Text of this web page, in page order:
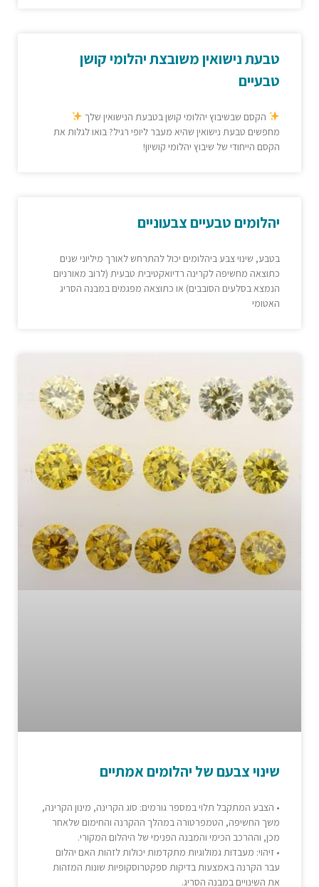
טבעת נישואין משובצת יהלומי קושן
טבעיים
הקסם שבשיבוץ יהלומי קושן בטבעת הנישואין שלך
מחפשים טבעת נישואין שהיא מעבר ליופי רגיל? בואו לגלות את
הקסם הייחודי של שיבוץ יהלומי קושיון!
יהלומים טבעיים צבעוניים
בטבע, שינוי צבע ביהלומים יכול להתרחש לאורך מיליוני שנים
כתוצאה מחשיפה לקרינה רדיואקטיבית טבעית (לרוב מאורניום
הנמצא בסלעים הסובבים) או כתוצאה מפגמים במבנה הסריג
האטומי
שינוי צבעם של יהלומים אמתיים
• הצבע המתקבל תלוי במספר גורמים: סוג הקרינה, מינון הקרינה,
משך החשיפה, הטמפרטורה במהלך ההקרנה והחימום שלאחר
מכן, וההרכב הכימי והמבנה הפנימי של היהלום המקורי.
• זיהוי: מעבדות גמולוגיות מתקדמות יכולות לזהות האם יהלום
עבר הקרנה באמצעות בדיקות ספקטרוסקופיות שונות המזהות
את השינויים במבנה הסריג.